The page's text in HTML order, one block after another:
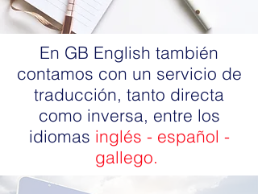
En GB English también
contamos con un servicio de
traducción, tanto directa
como inversa, entre los
idiomas inglés - español -
gallego.